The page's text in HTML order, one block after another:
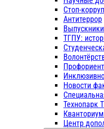
Стоп-
Антитеррор
ТГПУ:
Новости
Технопарк
Центр